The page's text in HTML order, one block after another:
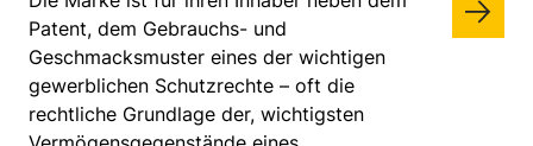
Patent, dem Gebrauchs- und
Geschmacksmuster eines der wichtigen
gewerblichen Schutzrechte – oft die
rechtliche Grundlage der, wichtigsten